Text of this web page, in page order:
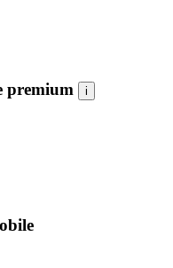
premium i